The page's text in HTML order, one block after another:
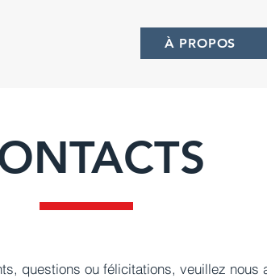
À PROPOS
questions ou félicitations, veuillez nous